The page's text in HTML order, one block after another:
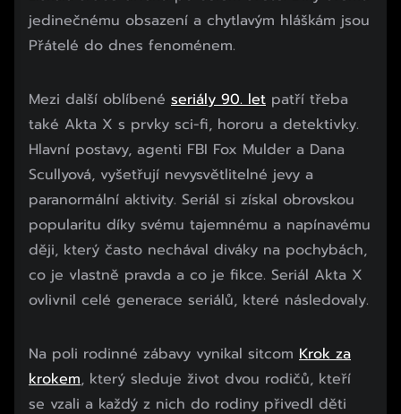
jedinečnému obsazení a chytlavým hláškám jsou
Přátelé do dnes fenoménem.
Mezi další oblíbené seriály 90. let patří třeba
také Akta X s prvky sci-fi, hororu a detektivky.
Hlavní postavy, agenti FBI Fox Mulder a Dana
Scullyová, vyšetřují nevysvětlitelné jevy a
paranormální aktivity. Seriál si získal obrovskou
popularitu díky svému tajemnému a napínavému
ději, který často nechával diváky na pochybách,
co je vlastně pravda a co je fikce. Seriál Akta X
ovlivnil celé generace seriálů, které následovaly.
Na poli rodinné zábavy vynikal sitcom Krok za
krokem, který sleduje život dvou rodičů, kteří
se vzali a každý z nich do rodiny přivedl děti